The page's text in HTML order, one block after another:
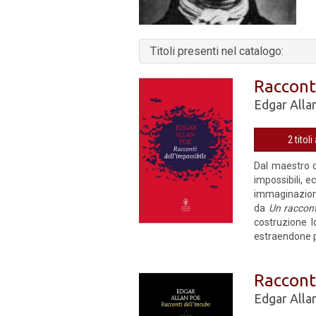
Titoli presenti nel catalogo:
Edgar
2 titoli
Dal maestro
impossibili,
da Un
costruzione
estraendone
Edgar